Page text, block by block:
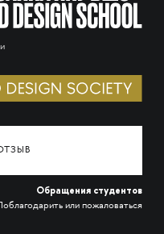
Обращения студентов
или пожаловаться